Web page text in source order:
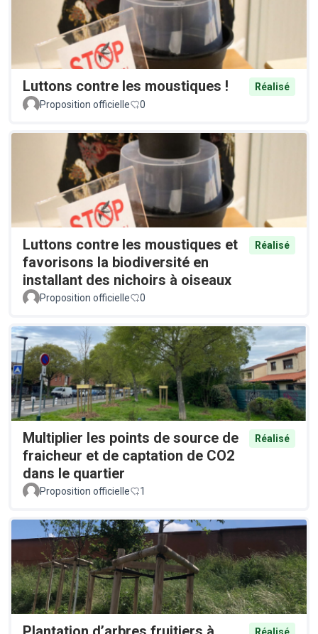
Luttons contre les moustiques !
Réalisé
Proposition officielle
0
Luttons contre les moustiques et
favorisons la biodiversité en
installant des nichoirs à oiseaux
Réalisé
Proposition officielle 0
Multiplier les points de source de
fraicheur et de captation de CO2
dans le quartier
Réalisé
Proposition officielle 1